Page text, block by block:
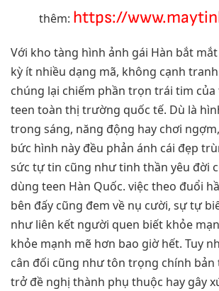
thêm: https://
Với kho tàng hình ảnh gái Hàn bắt
kỳ ít nhiều dạng mã, không cạnh
chúng lại chiếm phần trọn trái tim
teen toàn thị trường quốc tế. Dù là
trong sáng, năng động hay chơi
bức hình này đều phản ánh cái đẹp
sức tự tin cũng như tinh thần yêu đời
dùng teen Hàn Quốc. việc theo đuổi
bên đấy cũng đem về nụ cười, sự tự
như liên kết người quen biết khỏe
khỏe mạnh mẽ hơn bao giờ hết. Tuy
cân đối cũng như tôn trọng chính bản
trở đề nghị thành phụ thuộc hay gây